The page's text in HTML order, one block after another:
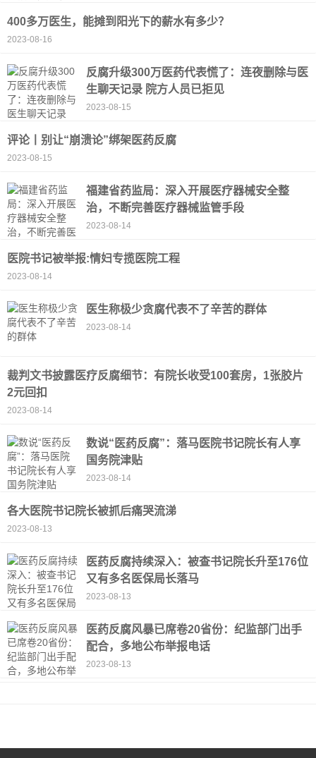
400多万医生，能摊到阳光下的薪水有多少？
2023-08-16
反腐升级300万医药代表慌了：连夜删除与医
生聊天记录 院方人员已拒见
2023-08-15
评论丨别让“崩溃论”绑架医药反腐
2023-08-15
福建省药监局：深入开展医疗器械安全整
治，不断完善医疗器械监管手段
2023-08-14
医院书记被举报:情妇专揽医院工程
2023-08-14
医生称极少贪腐代表不了辛苦的群体
2023-08-14
裁判文书披露医疗反腐细节：有院长收受100套房，1张胶片
2元回扣
2023-08-14
数说“医药反腐”：落马医院书记院长有人享
国务院津贴
2023-08-14
各大医院书记院长被抓后痛哭流涕
2023-08-13
医药反腐持续深入：被查书记院长升至176位
又有多名医保局长落马
2023-08-13
医药反腐风暴已席卷20省份：纪监部门出手
配合，多地公布举报电话
2023-08-13